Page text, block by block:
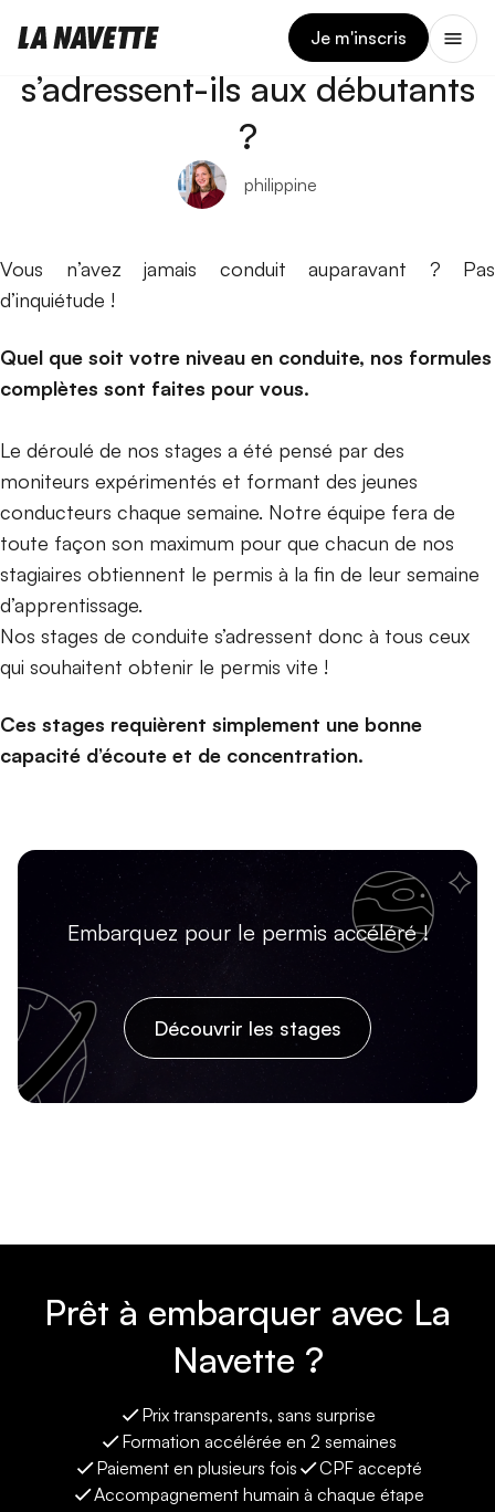
Je m'inscris
Les stages de La Navette
s’adressent-ils aux débutants
?
philippine
Vous n’avez jamais conduit auparavant ? Pas
d’inquiétude !
Quel que soit votre niveau en conduite, nos formules
complètes sont faites pour vous.
Le déroulé de nos stages a été pensé par des
moniteurs expérimentés et formant des jeunes
conducteurs chaque semaine. Notre équipe fera de
toute façon son maximum pour que chacun de nos
stagiaires obtiennent le permis à la fin de leur semaine
d’apprentissage.
Nos stages de conduite s’adressent donc à tous ceux
qui souhaitent obtenir le permis vite !
Ces stages requièrent simplement une bonne
capacité d’écoute et de concentration.
Embarquez pour le permis accéléré !
Découvrir les stages
Prêt à embarquer avec La
Navette ?
Prix transparents, sans surprise
Formation accélérée en 2 semaines
Paiement en plusieurs fois
CPF accepté
Accompagnement humain à chaque étape